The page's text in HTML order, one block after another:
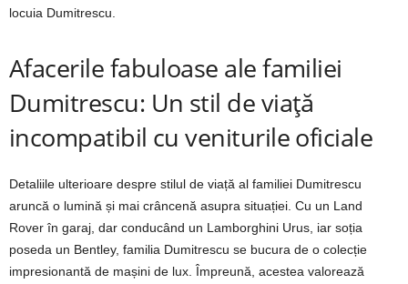
locuia Dumitrescu.
Afacerile fabuloase ale familiei
Dumitrescu: Un stil de viață
incompatibil cu veniturile oficiale
Detaliile ulterioare despre stilul de viață al familiei Dumitrescu
aruncă o lumină și mai crâncenă asupra situației. Cu un Land
Rover în garaj, dar conducând un Lamborghini Urus, iar soția
poseda un Bentley, familia Dumitrescu se bucura de o colecție
impresionantă de mașini de lux. Împreună, acestea valorează